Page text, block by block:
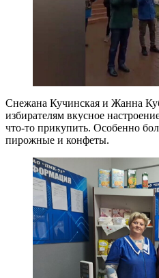
Снежана Кучинская и Жанна
избирателям вкусное
что-то прикупить. Особенно
пирожные и конфеты.